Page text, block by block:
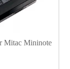
Mitac Mininote